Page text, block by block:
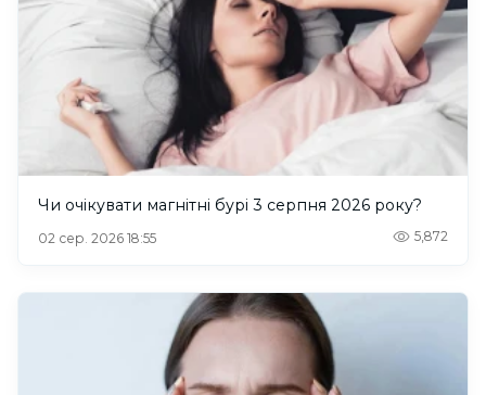
Чи очікувати магнітні бурі 3 серпня 2026 року?
02 сер. 2026 18:55 5,872